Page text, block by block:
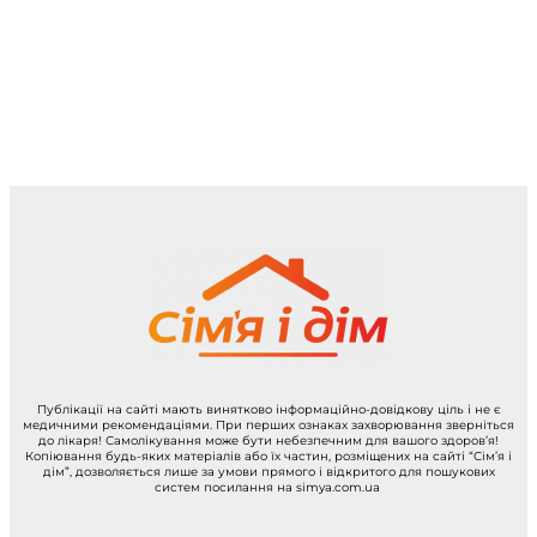
Публікації на сайті мають винятково інформаційно-довідкову ціль і не є
медичними рекомендаціями. При перших ознаках захворювання зверніться
до лікаря! Самолікування може бути небезпечним для вашого здоров’я!
Копіювання будь-яких матеріалів або їх частин, розміщених на сайті “Сім’я і
дім”, дозволяється лише за умови прямого і відкритого для пошукових
систем посилання на simya.com.ua